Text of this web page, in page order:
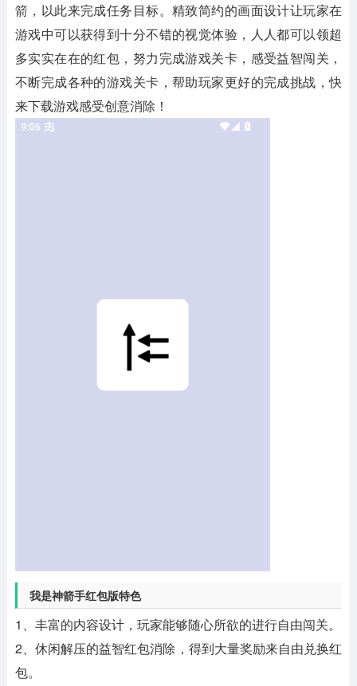
箭，以此来完成任务目标。精致简约的画面设计让玩家在
游戏中可以获得到十分不错的视觉体验，人人都可以领超
多实实在在的红包，努力完成游戏关卡，感受益智闯关，
不断完成各种的游戏关卡，帮助玩家更好的完成挑战，快
来下载游戏感受创意消除！
我是神箭手红包版特色
1、丰富的内容设计，玩家能够随心所欲的进行自由闯关。
2、休闲解压的益智红包消除，得到大量奖励来自由兑换红
包。